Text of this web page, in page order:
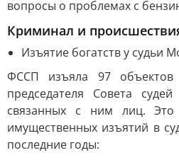
вопросы о проблемах с
Криминал и
Изъятие богатств у судьи
ФССП изъяла 97 объектов
председателя Совета
связанных с ним лиц.
имущественных изъятий в
последние годы: